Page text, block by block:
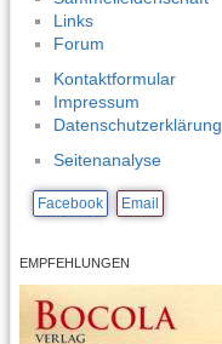
Links
Forum
Kontaktformular
Impressum
Datenschutzerklärung
Seitenanalyse
Facebook Email
EMPFEHLUNGEN